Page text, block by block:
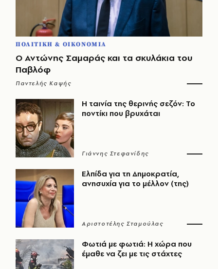
ΠΟΛΙΤΙΚΗ & ΟΙΚΟΝΟΜΙΑ
Ο Αντώνης Σαμαράς και τα σκυλάκια του
Παβλόφ
Παντελής Καψής
Η ταινία της θερινής σεζόν: Το
ποντίκι που βρυχάται
Γιάννης Στεφανίδης
Ελπίδα για τη Δημοκρατία,
ανησυχία για το μέλλον (της)
Αριστοτέλης Σταμούλας
Φωτιά με φωτιά: Η χώρα που
έμαθε να ζει με τις στάχτες